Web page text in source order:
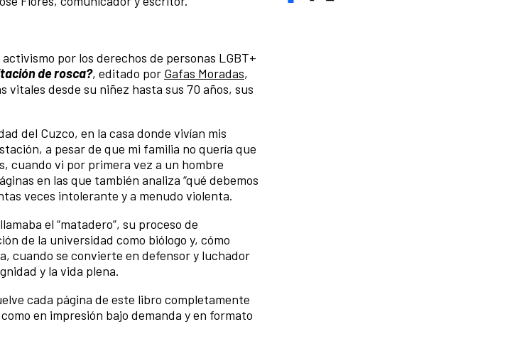
por los derechos de personas LGBT+
de rosca?, editado por Gafas Moradas,
desde su niñez hasta sus 70 años, sus
del Cuzco, en la casa donde vivían mis
a pesar de que mi familia no quería que
cuando vi por primera vez a un hombre
en las que también analiza “qué debemos
veces intolerante y a menudo violenta.
el “matadero”, su proceso de
de la universidad como biólogo y, cómo
cuando se convierte en defensor y luchador
y la vida plena.
cada página de este libro completamente
en impresión bajo demanda y en formato